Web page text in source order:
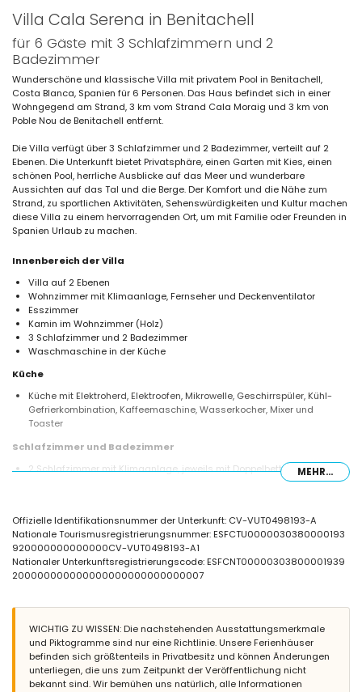
Villa Cala Serena in Benitachell
für 6 Gäste mit 3 Schlafzimmern und 2
Badezimmer
Wunderschöne und klassische Villa mit privatem Pool in Benitachell,
Costa Blanca, Spanien für 6 Personen. Das Haus befindet sich in einer
Wohngegend am Strand, 3 km vom Strand Cala Moraig und 3 km von
Poble Nou de Benitachell entfernt.
Die Villa verfügt über 3 Schlafzimmer und 2 Badezimmer, verteilt auf 2
Ebenen. Die Unterkunft bietet Privatsphäre, einen Garten mit Kies, einen
schönen Pool, herrliche Ausblicke auf das Meer und wunderbare
Aussichten auf das Tal und die Berge. Der Komfort und die Nähe zum
Strand, zu sportlichen Aktivitäten, Sehenswürdigkeiten und Kultur machen
diese Villa zu einem hervorragenden Ort, um mit Familie oder Freunden in
Spanien Urlaub zu machen.
Innenbereich der Villa
Villa auf 2 Ebenen
Wohnzimmer mit Klimaanlage, Fernseher und Deckenventilator
Esszimmer
Kamin im Wohnzimmer (Holz)
3 Schlafzimmer und 2 Badezimmer
Waschmaschine in der Küche
Küche
Küche mit Elektroherd, Elektroofen, Mikrowelle, Geschirrspüler, Kühl-
Gefrierkombination, Kaffeemaschine, Wasserkocher, Mixer und
Toaster
Schlafzimmer und Badezimmer
2 Schlafzimmer mit Klimaanlage, jeweils mit Doppelbett und Ventilator
Schlafzimmer mit Klimaanlage, 2 Einzelbetten und Ventilator
Badezimmer mit Einzelwaschbecken, Dusche und Toilette
Außenbereich der Villa
Großes und eingezäuntes Grundstück
Nierenförmiger privater Pool mit Maßen von 9m x 4m und 1,9m Tiefe
Überdachte Terrasse
Grill
Sitzbereich im Freien und Essbereich im Freien
Privater Garagenplatz
Weitere Informationen
MEHR...
Offizielle Identifikationsnummer der Unterkunft: CV-VUT0498193-A
Nationale Tourismusregistrierungsnummer: ESFCTU0000030380000193
920000000000000CV-VUT0498193-A1
Nationaler Unterkunftsregistrierungscode: ESFCNT00000303800001939
200000000000000000000000000007
WICHTIG ZU WISSEN: Die nachstehenden Ausstattungsmerkmale
und Piktogramme sind nur eine Richtlinie. Unsere Ferienhäuser
befinden sich größtenteils in Privatbesitz und können Änderungen
unterliegen, die uns zum Zeitpunkt der Veröffentlichung nicht
bekannt sind. Wir bemühen uns natürlich, alle Informationen